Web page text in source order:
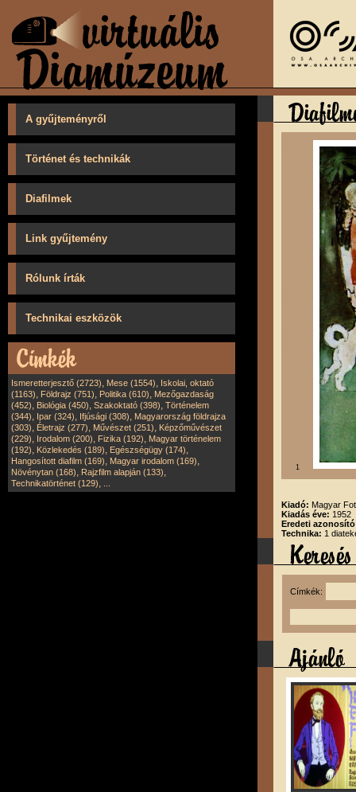
A gyűjteményről
Történet és technikák
Diafilmek
Link gyűjtemény
Rólunk írták
Technikai eszközök
Ismeretterjesztő (2723), Mese (1554), Iskolai, oktató
(1163), Földrajz (751), Politika (610), Mezőgazdaság
(452), Biológia (450), Szakoktató (398), Történelem
(344), Ipar (324), Ifjúsági (308), Magyarország földrajza
(303), Életrajz (277), Művészet (251), Képzőművészet
(229), Irodalom (200), Fizika (192), Magyar történelem
(192), Közlekedés (189), Egészségügy (174),
Hangosított diafilm (169), Magyar irodalom (169),
Növénytan (168), Rajzfilm alapján (133),
Technikatörténet (129),
1
Kiadó: Magyar
Kiadás éve: 1952
Eredeti
Technika: 1
Címkék: